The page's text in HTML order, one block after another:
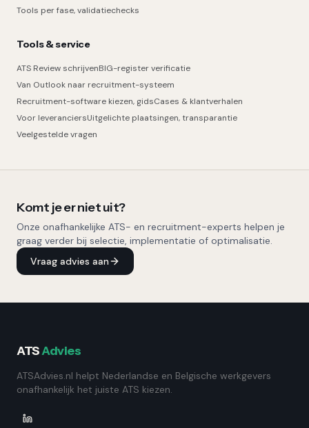
Tools per fase, validatiechecks
Tools & service
ATS Review schrijvenBIG-register verificatie
Van Outlook naar recruitment-systeem
Recruitment-software kiezen, gidsCases & klantverhalen
Voor leveranciersUitgelichte plaatsingen, transparantie
Veelgestelde vragen
Komt je er niet uit?
Onze onafhankelijke ATS- en recruitment-experts helpen je
graag verder bij selectie, implementatie of optimalisatie.
Vraag advies aan
ATSAdvies
ATSAdvies.nl helpt Nederlandse en Belgische werkgevers
onafhankelijk het juiste ATS kiezen.